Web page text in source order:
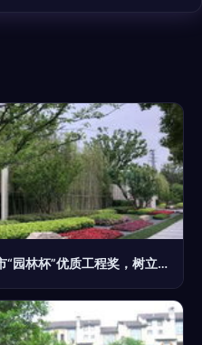
农工商绿化花桥项目荣获上海市“园林杯”优质工程奖，树立园林绿化施工新标杆